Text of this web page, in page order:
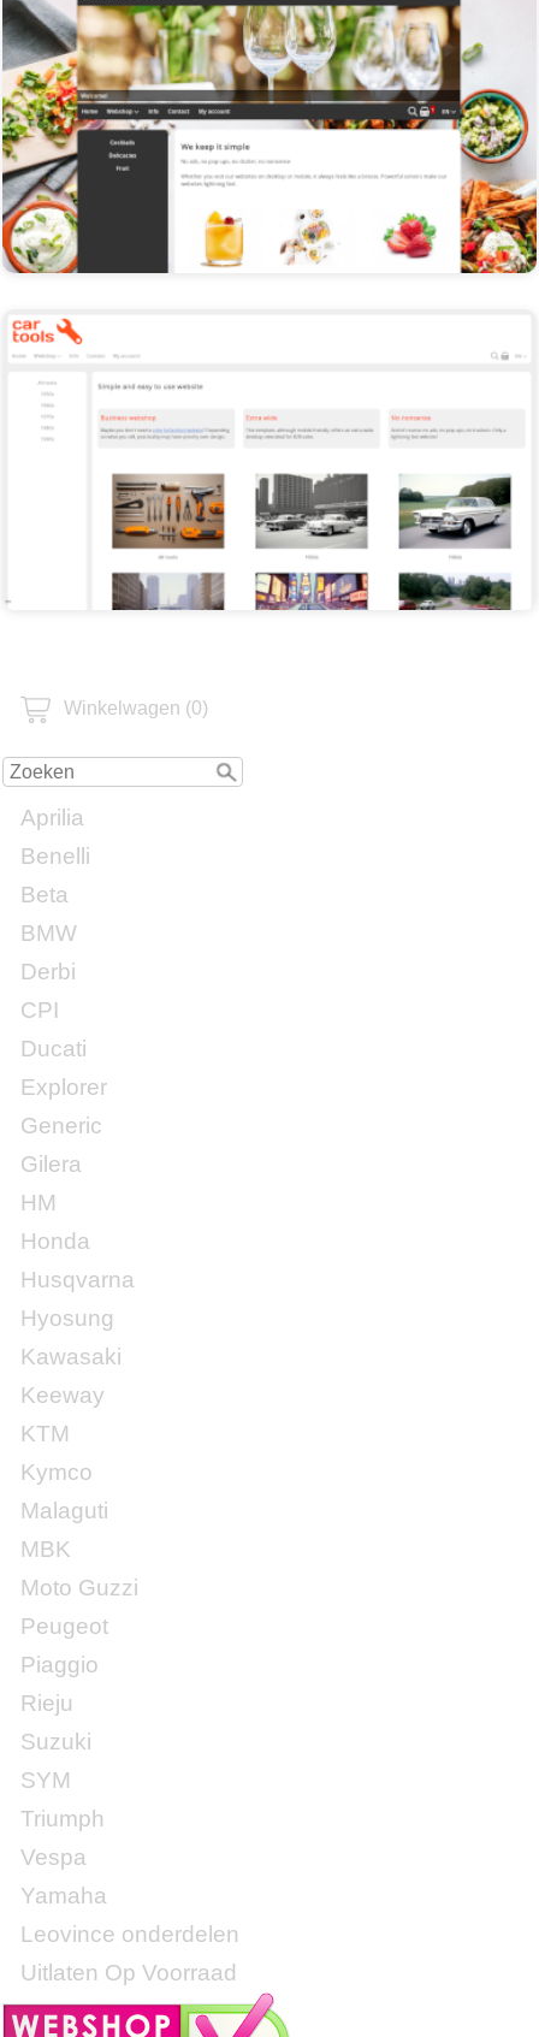
Winkelwagen (0)
Aprilia
Benelli
Beta
BMW
Derbi
CPI
Ducati
Explorer
Generic
Gilera
HM
Honda
Husqvarna
Hyosung
Kawasaki
Keeway
KTM
Kymco
Malaguti
MBK
Moto Guzzi
Peugeot
Piaggio
Rieju
Suzuki
SYM
Triumph
Vespa
Yamaha
Leovince onderdelen
Uitlaten Op Voorraad